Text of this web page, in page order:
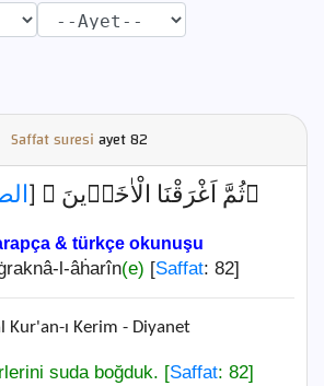
Saffat suresiayet82
﴿ثُمَّ اَغْرَقْنَا الْاٰخَر۪ينَ ﴾ [
& türkçe okunuşu
l-âḣarîn(e) [Saffat: 82]
Kur'an-ı Kerim - Diyanet
suda boğduk. [Saffat: 82]